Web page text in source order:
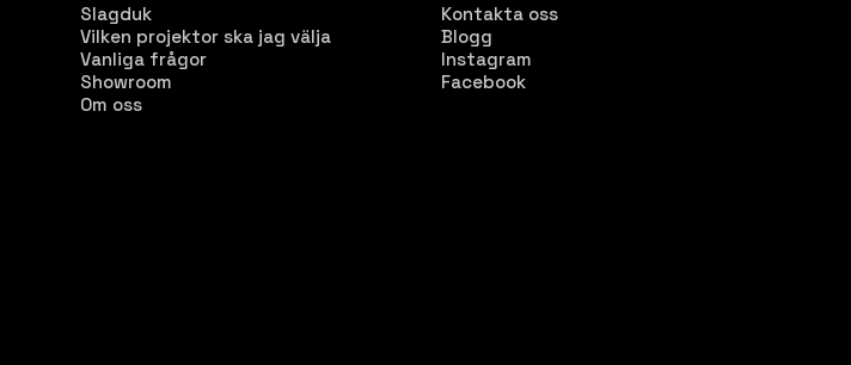
Slagduk
Vilken projektor ska jag välja
Vanliga frågor
Showroom
Om oss
Kontakta oss
Blogg
Instagram
Facebook